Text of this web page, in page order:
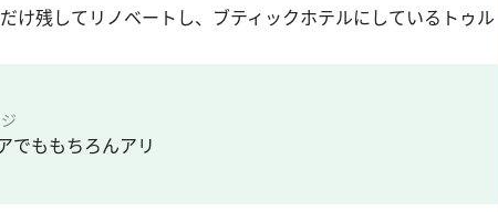
け残してリノベートし、ブティックホテルにしているトゥル
でももちろんアリ